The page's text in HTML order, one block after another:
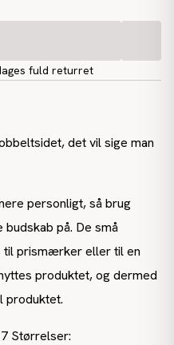
fuld returret
det vil sige man
personligt, så brug
på. De små
til prismærker eller til en
produktet, og dermed
produktet.
Størrelser: